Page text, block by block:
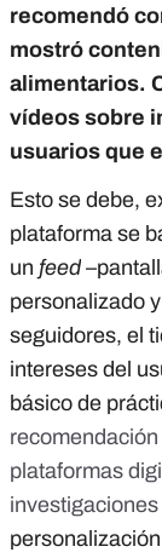
recomendó
mostró
alimentarios.
vídeos sobre
usuarios que
Esto se debe,
plataforma se
un feed
personalizado
seguidores, el
intereses del
básico de
plataformas
investigaciones